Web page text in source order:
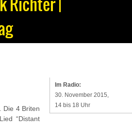
Im Radio:
30. November 2015,
14 bis 18 Uhr
. Die 4 Briten
“Distant